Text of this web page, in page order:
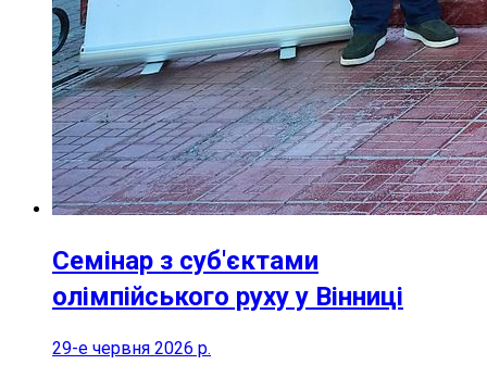
Семінар з суб'єктами
олімпійського руху у Вінниці
29-е червня 2026 р.